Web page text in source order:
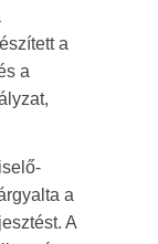
a
a
a
A